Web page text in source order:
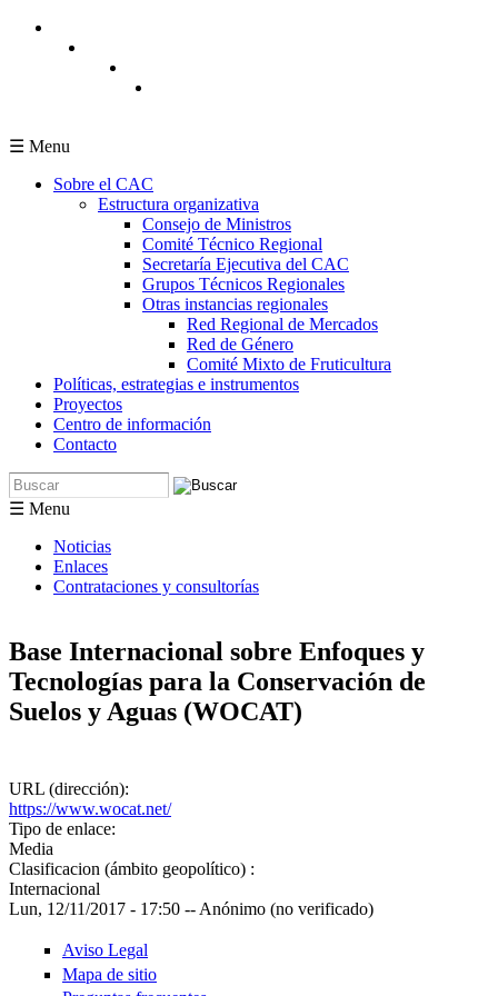
Pasar al contenido principal
☰ Menu
Sobre el CAC
Estructura organizativa
Consejo de Ministros
Comité Técnico Regional
Secretaría Ejecutiva del CAC
Grupos Técnicos Regionales
Otras instancias regionales
Red Regional de Mercados
Red de Género
Comité Mixto de Fruticultura
Políticas, estrategias e instrumentos
Proyectos
Centro de información
Contacto
Formulario de búsqueda
Buscar
☰ Menu
Noticias
Enlaces
Contrataciones y consultorías
Base Internacional sobre Enfoques y
Tecnologías para la Conservación de
Suelos y Aguas (WOCAT)
URL (dirección):
https://www.wocat.net/
Tipo de enlace:
Media
Clasificacion (ámbito geopolítico) :
Internacional
Lun, 12/11/2017 - 17:50 -- Anónimo (no verificado)
Aviso Legal
Mapa de sitio